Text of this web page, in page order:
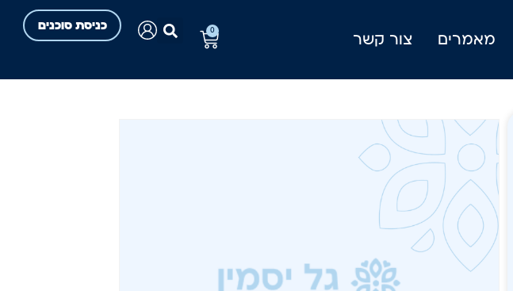
מאמרים צור קשר
כניסת סוכנים 0